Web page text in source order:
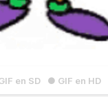
en SD ● GIF en HD